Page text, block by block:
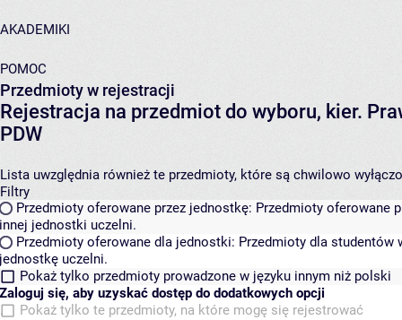
AKADEMIKI
POMOC
Przedmioty w rejestracji
Rejestracja na przedmiot do wyboru, kier.
PDW
Lista uwzględnia również te przedmioty, które są chwilowo
Filtry
Przedmioty oferowane przez jednostkę: Przedmioty oferowane
innej jednostki uczelni.
Przedmioty oferowane dla jednostki: Przedmioty dla studentów
jednostkę uczelni.
Pokaż tylko przedmioty prowadzone w języku innym niż polski
Zaloguj się, aby uzyskać dostęp do dodatkowych opcji
Pokaż tylko te przedmioty, na które mogę się rejestrować